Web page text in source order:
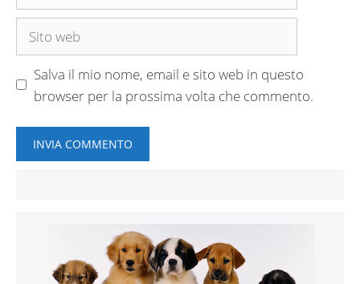
Sito
Salva il mio nome, email e sito web in questo
browser per la prossima volta che commento.